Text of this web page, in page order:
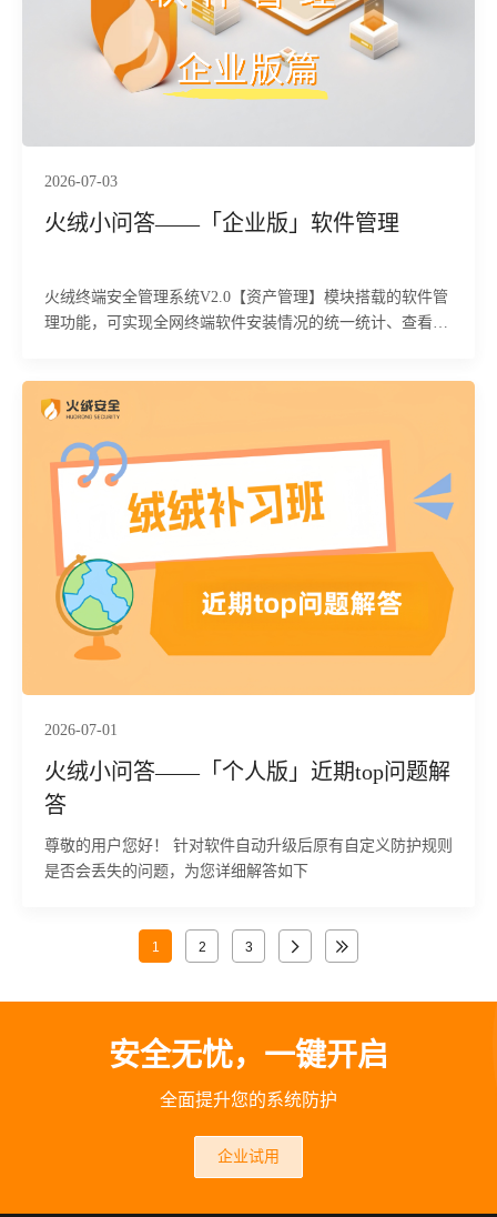
2026-07-03
火绒小问答——「企业版」软件管理
火绒终端安全管理系统V2.0【资产管理】模块搭载的软件管
理功能，可实现全网终端软件安装情况的统一统计、查看与
下面为您详细介绍该功能的具体使用方法及相关注意事项：
2026-07-01
火绒小问答——「个人版」近期top问题解
答
尊敬的用户您好！ 针对软件自动升级后原有自定义防护规则
是否会丢失的问题，为您详细解答如下
1 2 3
安全无忧，一键开启
全面提升您的系统防护
企业试用